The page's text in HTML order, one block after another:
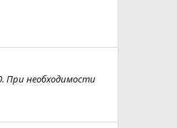
При необходимости